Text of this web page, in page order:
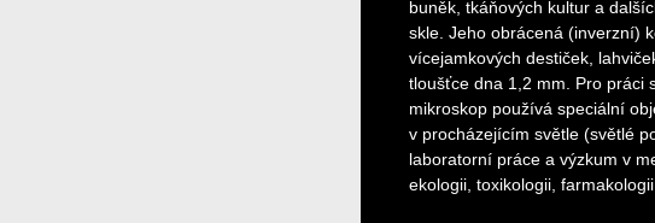
buněk, tkáňových kultur a
skle. Jeho obrácená (inverzní)
vícejamkových destiček,
tloušťce dna 1,2 mm. Pro práci
mikroskop používá speciální
v procházejícím světle (světlé
laboratorní práce a výzkum v
ekologii, toxikologii,